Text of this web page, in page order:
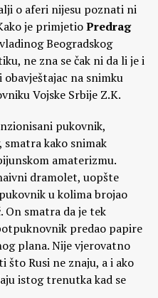
o aferi nijesu poznati ni
je primjetioPredrag
Beogradskog
ne zna se čak ni da li je i
na snimku
Vojske Srbije Z.K.
pukovnik,
smatra kako snimak
amaterizmu.
dramolet, uopšte
u kolima brojao
On smatra da je tek
predao papire
plana. Nije vjerovatno
Rusi ne znaju, a i ako
istog trenutka kad se